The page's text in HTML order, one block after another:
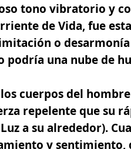
tono vibratorio y
de Vida, fue
o desarmonía
podría una nube de
cuerpos del
repelente que su
a su alrededor).
y